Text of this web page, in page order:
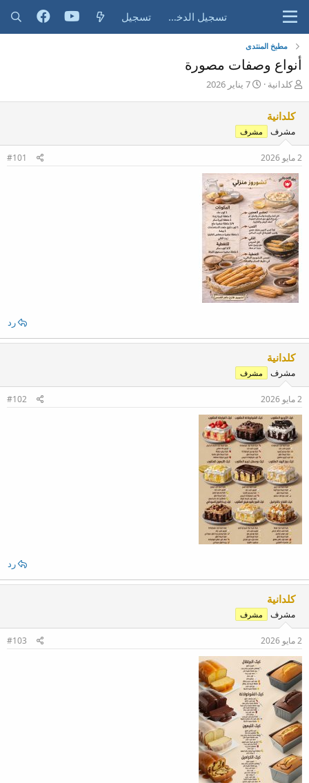
تسجيل الدخول تسجيل
مطبخ المنتدى
أنواع وصفات مصورة
ب
ئ
ا
ل
م
و
ض
و
ع
كلدانية
ت
خ
ا
ب
د
ء
7 يناير 2026
كلدانية
مشرف مشرف
2 مايو 2026 #101
رد
كلدانية
مشرف مشرف
2 مايو 2026 #102
رد
كلدانية
مشرف مشرف
2 مايو 2026 #103